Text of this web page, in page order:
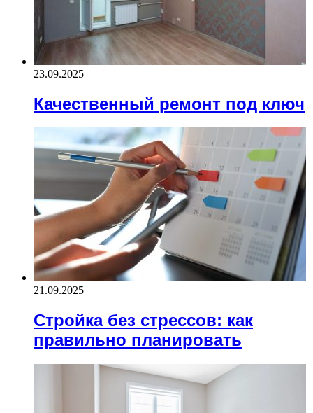
23.09.2025
Качественный ремонт под ключ
21.09.2025
Стройка без стрессов: как
правильно планировать